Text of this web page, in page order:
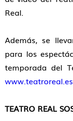
Real.
Además, se
para los
temporada del
www.teatroreal.es
TEATRO REAL